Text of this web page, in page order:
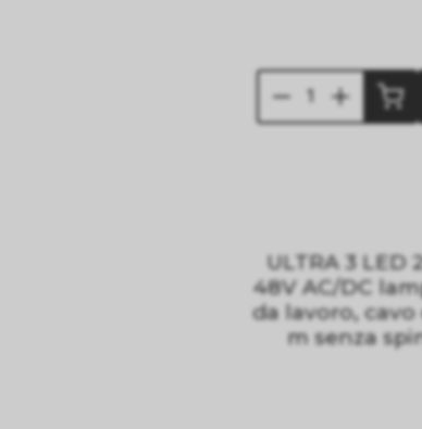
ULTRA 3 LED
48V AC/DC
da lavoro, cavo
m senza